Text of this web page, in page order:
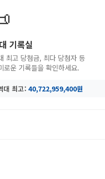
기록실
최고 당첨금, 최다 당첨자 등
로운 기록들을 확인하세요.
대 최고: 40,722,959,400원